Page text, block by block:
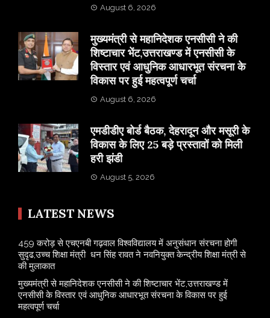
August 6, 2026
मुख्यमंत्री से महानिदेशक एनसीसी ने की
शिष्टाचार भेंट,उत्तराखण्ड में एनसीसी के
विस्तार एवं आधुनिक आधारभूत संरचना के
विकास पर हुई महत्वपूर्ण चर्चा
August 6, 2026
एमडीडीए बोर्ड बैठक, देहरादून और मसूरी के
विकास के लिए 25 बड़े प्रस्तावों को मिली
हरी झंडी
August 5, 2026
LATEST NEWS
459 करोड़ से एचएनबी गढ़वाल विश्वविद्यालय में अनुसंधान संरचना होगी
सुदृढ,उच्च शिक्षा मंत्री धन सिंह रावत ने नवनियुक्त केन्द्रीय शिक्षा मंत्री से
की मुलाकात
मुख्यमंत्री से महानिदेशक एनसीसी ने की शिष्टाचार भेंट,उत्तराखण्ड में
एनसीसी के विस्तार एवं आधुनिक आधारभूत संरचना के विकास पर हुई
महत्वपूर्ण चर्चा